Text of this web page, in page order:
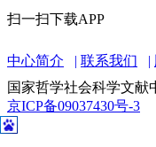
扫一扫下载APP
中心简介 联系我们
国家哲学社会科学文献
京ICP备09037430号-3